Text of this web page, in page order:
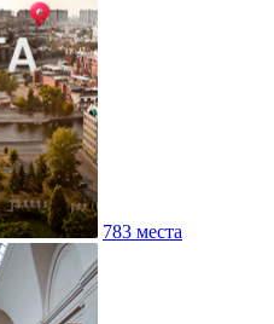
783 места